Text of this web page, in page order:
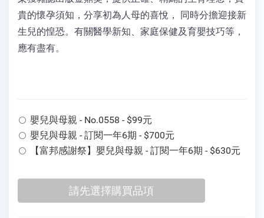
貴的懷孕須知，分享初為人母的喜悅， 同時分擔迎接新
生兒的惶恐。有關醫學新知、家庭保健及育嬰技巧等，
應有盡有。
嬰兒與母親 - No.0558 - $99元
嬰兒與母親 - 訂閱一年6期 - $700元
【富邦感謝祭】嬰兒與母親 - 訂閱一年6期 - $630元